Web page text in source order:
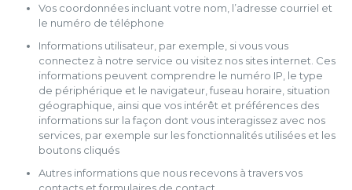
Vos coordonnées incluant votre nom, l’adresse courriel et
le numéro de téléphone
Informations utilisateur, par exemple, si vous vous
connectez à notre service ou visitez nos sites internet. Ces
informations peuvent comprendre le numéro IP, le type
de périphérique et le navigateur, fuseau horaire, situation
géographique, ainsi que vos intérêt et préférences des
informations sur la façon dont vous interagissez avec nos
services, par exemple sur les fonctionnalités utilisées et les
boutons cliqués
Autres informations que nous recevons à travers vos